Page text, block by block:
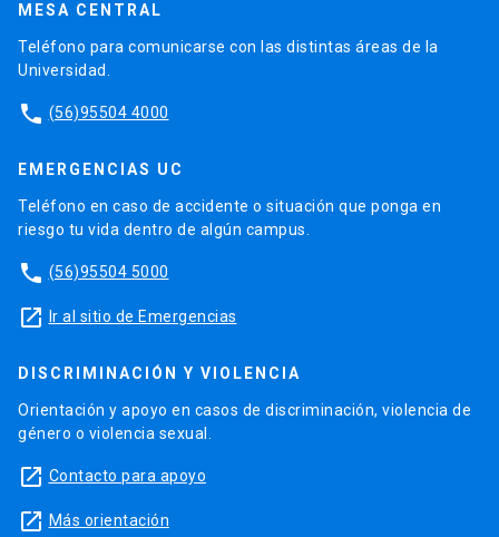
MESA CENTRAL
Teléfono para comunicarse con las distintas áreas de la
Universidad.
phone (56)95504 4000
EMERGENCIAS UC
Teléfono en caso de accidente o situación que ponga en
riesgo tu vida dentro de algún campus.
phone (56)95504 5000
launch Ir al sitio de Emergencias
DISCRIMINACIÓN Y VIOLENCIA
Orientación y apoyo en casos de discriminación, violencia de
género o violencia sexual.
launch Contacto para apoyo
launch Más orientación